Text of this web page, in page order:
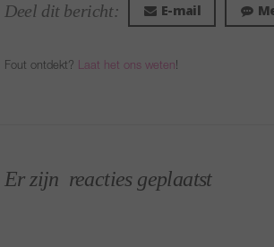
Deel dit bericht: E-mail
Fout ontdekt? Laat het ons weten!
Er zijn reacties geplaatst